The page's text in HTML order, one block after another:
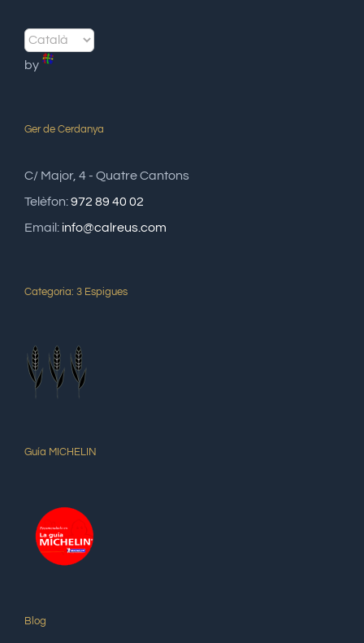
by
Ger de Cerdanya
C/ Major, 4 - Quatre Cantons
Telèfon:972 89 40 02
Email: info@calreus.com
Categoria: 3 Espigues
Guía MICHELIN
Blog